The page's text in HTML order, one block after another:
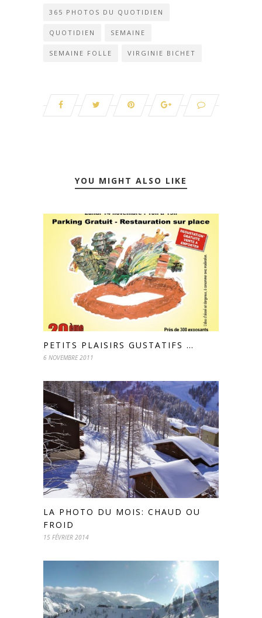
365 PHOTOS DU QUOTIDIEN
QUOTIDIEN SEMAINE
SEMAINE FOLLE VIRGINIE BICHET
YOU MIGHT ALSO LIKE
PETITS PLAISIRS GUSTATIFS …
6 NOVEMBRE 2011
LA PHOTO DU MOIS: CHAUD OU
FROID
15 FÉVRIER 2014